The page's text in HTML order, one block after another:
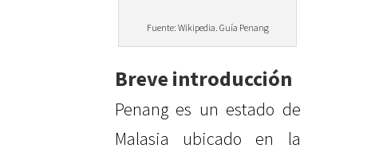
Fuente: Wikipedia. Guía Penang
Breve introducción
Penang es un estado de
Malasia ubicado en la